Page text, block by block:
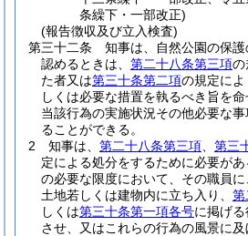
条繰下・一部改正)
(報告徴収及び立入検査)
第三十二条
知事は、自然公園の保
認めるときは、 第二十八条第三項の
た者又は第三十条第二項の規定に
しくは必要な措置を執るべき旨を命
当該行為の実施状況その他必要な
ることができる。
2
知事は、 第二十八条第三項 第三
定による処分をするために必要が
の必要な限度において、その職員
土地若しくは建物内に立ち入り、 第
しくは第三十条第一項各号に掲げ
させ、又はこれらの行為の風景に